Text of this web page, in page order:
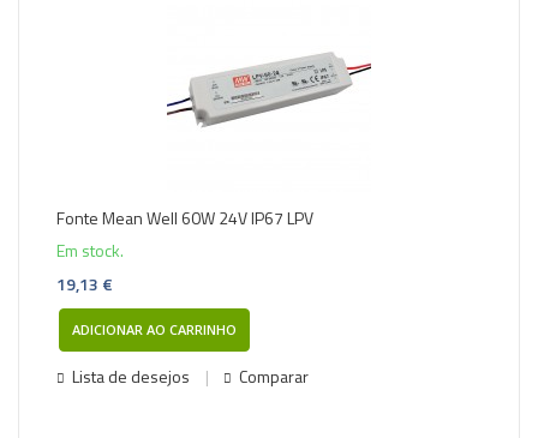
Fonte Mean Well 60W 24V IP67 LPV
Em stock.
19,13 €
ADICIONAR AO CARRINHO
Lista de desejos Comparar